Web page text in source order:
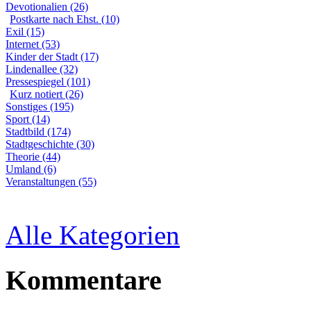
Devotionalien (26)
Postkarte nach Ehst. (10)
Exil (15)
Internet (53)
Kinder der Stadt (17)
Lindenallee (32)
Pressespiegel (101)
Kurz notiert (26)
Sonstiges (195)
Sport (14)
Stadtbild (174)
Stadtgeschichte (30)
Theorie (44)
Umland (6)
Veranstaltungen (55)
Alle Kategorien
Kommentare